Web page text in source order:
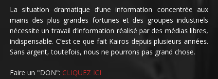
La situation dramatique d’une information concentrée aux
mains des plus grandes fortunes et des groupes industriels
nécessite un travail d’information réalisé par des médias libres,
indispensable. C’est ce que fait Kairos depuis plusieurs années.
Sans argent, toutefois, nous ne pourrons pas grand chose.
Faire un "DON": CLIQUEZ ICI